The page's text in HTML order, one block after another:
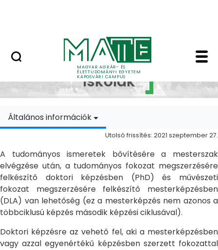
MAGYAR AGRÁR- ÉS
ÉLETTUDOMÁNYI EGYETEM
KAPOSVÁRI CAMPUS
Doktori Iskolák -
Doktori
Iskolák
Általános információk
Utolsó frissítés: 2021 szeptember 27.
A tudományos ismeretek bővítésére a mesterszak
elvégzése után, a tudományos fokozat megszerzésére
felkészítő doktori képzésben (PhD) és művészeti
fokozat megszerzésére felkészítő mesterképzésben
(DLA) van lehetőség (ez a mesterképzés nem azonos a
többciklusú képzés második képzési ciklusával).
Doktori képzésre az vehető fel, aki a mesterképzésben
vagy azzal egyenértékű képzésben szerzett fokozattal